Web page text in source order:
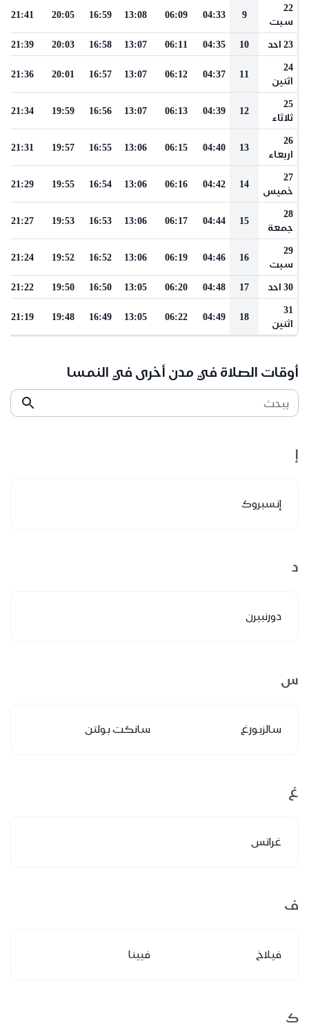
22
سبت
9
04:33
06:09
13:08
16:59
20:05
21:41
23 احد 10
04:35
06:11
13:07
16:58
20:03
21:39
24
اثنين
11
04:37
06:12
13:07
16:57
20:01
21:36
25
ثلاثاء
12
04:39
06:13
13:07
16:56
19:59
21:34
26
اربعاء
13
04:40
06:15
13:06
16:55
19:57
21:31
27
خميس
14
04:42
06:16
13:06
16:54
19:55
21:29
28
جمعة
15
04:44
06:17
13:06
16:53
19:53
21:27
29
سبت
16
04:46
06:19
13:06
16:52
19:52
21:24
30 احد 17
04:48
06:20
13:05
16:50
19:50
21:22
31
اثنين
18
04:49
06:22
13:05
16:49
19:48
21:19
أوقات الصلاة في مدن أخرى في النمسا
يبحث
إ
إنسبروك
د
دورنبيرن
س
سالزبورغ سانكت بولتن
غ
غراتس
ف
فيلاخ فيينا
ك